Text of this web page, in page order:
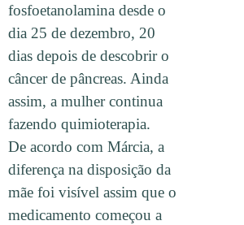
fosfoetanolamina desde o
dia 25 de dezembro, 20
dias depois de descobrir o
câncer de pâncreas. Ainda
assim, a mulher continua
fazendo quimioterapia.
De acordo com Márcia, a
diferença na disposição da
mãe foi visível assim que o
medicamento começou a